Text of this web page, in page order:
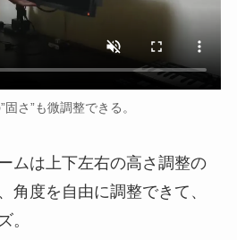
固さ”も微調整できる。
ムは上下左右の高さ調整の
角度を自由に調整できて、
。